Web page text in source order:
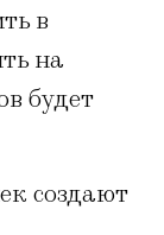
в
на
будет
создают